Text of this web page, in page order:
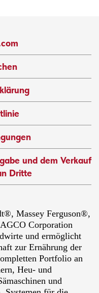
und dem Verkauf
Dritte
Massey Ferguson®,
Corporation
und ermöglicht
zur Ernährung der
Portfolio an
Heu- und
und